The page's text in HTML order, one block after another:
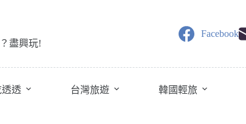
盡興玩!
Facebook
透 台灣旅遊 韓國輕旅